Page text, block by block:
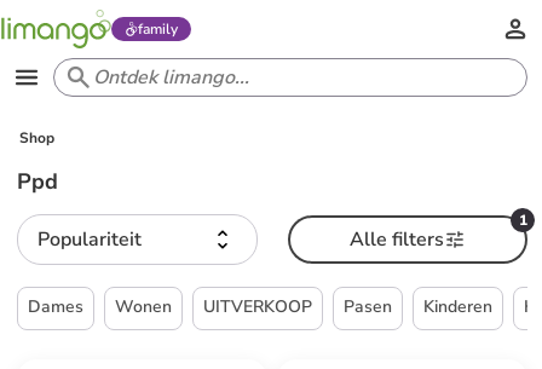
family
Shop
Ppd
Populariteit
1
Alle filters
Dames Wonen UITVERKOOP Pasen Kinderen